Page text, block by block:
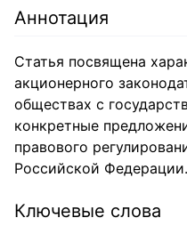
Аннотация
Статья посвящена
акционерного
обществах с
конкретные
правового
Российской Федерации.
Ключевые слова